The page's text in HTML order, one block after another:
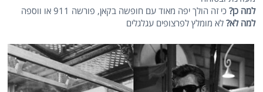
למה כן?כי זה הולך יפה מאוד עם חופשה בקאן, פורשה 911 או ווספה
למה לא?לא מומלץ לפרצופים עגלגלים